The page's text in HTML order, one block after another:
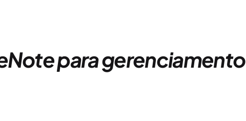
para gerenciamento